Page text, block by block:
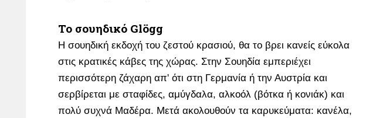
Το σουηδικό Glögg
Η σουηδική εκδοχή του ζεστού κρασιού, θα το βρει κανείς εύκολα
στις κρατικές κάβες της χώρας. Στην Σουηδία εμπεριέχει
περισσότερη ζάχαρη απ' ότι στη Γερμανία ή την Αυστρία και
σερβίρεται με σταφίδες, αμύγδαλα, αλκοόλ (βότκα ή κονιάκ) και
πολύ συχνά Μαδέρα. Μετά ακολουθούν τα καρυκεύματα: κανέλα,